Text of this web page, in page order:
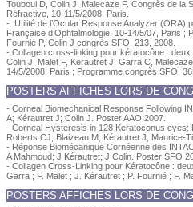
Touboul D, Colin J, Malecaze F. Congrès de la
Réfractive, 10-11/5/2008, Paris.
-. Utilité de l’Ocular Response Analyzer
Française d’Ophtalmologie, 10-14/5/07, Paris
Fournié P, Colin J congrès SFO, 213, 2008.
- Collagen cross-linking pour kératocône :
Colin J, Malet F, Kerautret J, Garra C,
14/5/2008, Paris ; Programme congrès SFO,
POSTERS AFFICHES LORS DE
- Corneal Biomechanical Response Following
A; Kérautret J; Colin J. Poster AAO 2007.
- Corneal Hysteresis in 128 Keratoconus eyes:
Roberts CJ; Blaizeau M; Kérautret J; Maurice-
- Réponse Biomécanique Cornéenne des
A Mahmoud; J Kérautret; J Colin. Poster SFO
- Collagen Cross-Linking pour Kératocône :
Garra ; F. Malet ; J. Kérautret ; P. Fournié ; F.
POSTERS AFFICHES LORS DE